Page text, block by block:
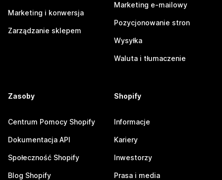
Marketing i konwersja
Zarządzanie sklepem
Marketing e-mailowy
Pozycjonowanie stron
Wysyłka
Waluta i tłumaczenie
Zasoby
Centrum Pomocy Shopify
Dokumentacja API
Społeczność Shopify
Blog Shopify
Shopify
Informacje
Kariery
Inwestorzy
Prasa i media